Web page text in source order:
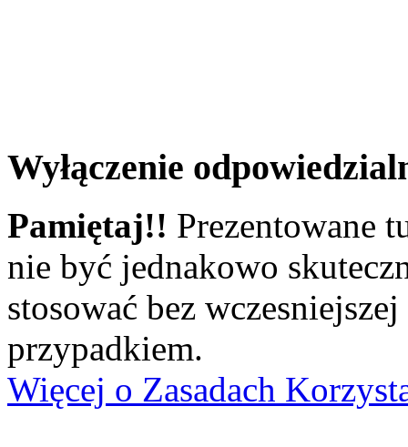
Wyłączenie
Pamiętaj!! Prezentowane
nie być jednakowo
stosować bez
przypadkiem.
Więcej o Zasadach